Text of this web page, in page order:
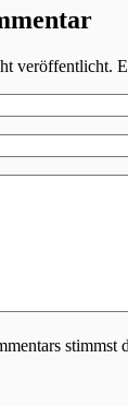
veröffentlicht.
stimmst